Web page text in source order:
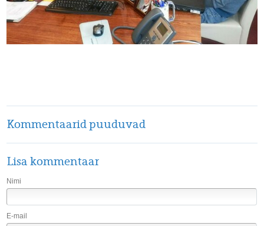
Kommentaarid puuduvad
Lisa kommentaar
Nimi
E-mail